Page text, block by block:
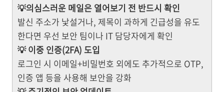
💡의심스러운 메일은 열어보기 전 반드시 확인
발신 주소가 낯설거나, 제목이 과하게 긴급성을 유도
한다면 우선 보안 팀이나 IT 담당자에게 확인
💡 이중 인증(2FA) 도입
로그인 시 이메일+비밀번호 외에도 추가적으로 OTP,
인증 앱 등을 사용해 보안을 강화